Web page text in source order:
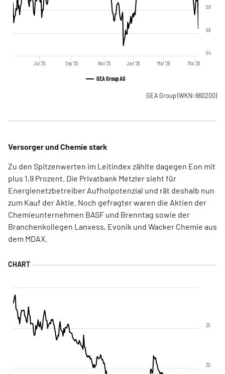
GEA Group AG
Jul '25 Sep '25 Nov '25 Jan '26 Mär '26 Mai '26
54
56
58
GEA Group (WKN: 660200)
Versorger und Chemie stark
Zu den Spitzenwerten im Leitindex zählte dagegen Eon mit
plus 1,9 Prozent. Die Privatbank Metzler sieht für
Energienetzbetreiber Aufholpotenzial und rät deshalb nun
zum Kauf der Aktie. Noch gefragter waren die Aktien der
Chemieunternehmen BASF und Brenntag sowie der
Branchenkollegen Lanxess, Evonik und Wacker Chemie aus
dem MDAX.
20
25